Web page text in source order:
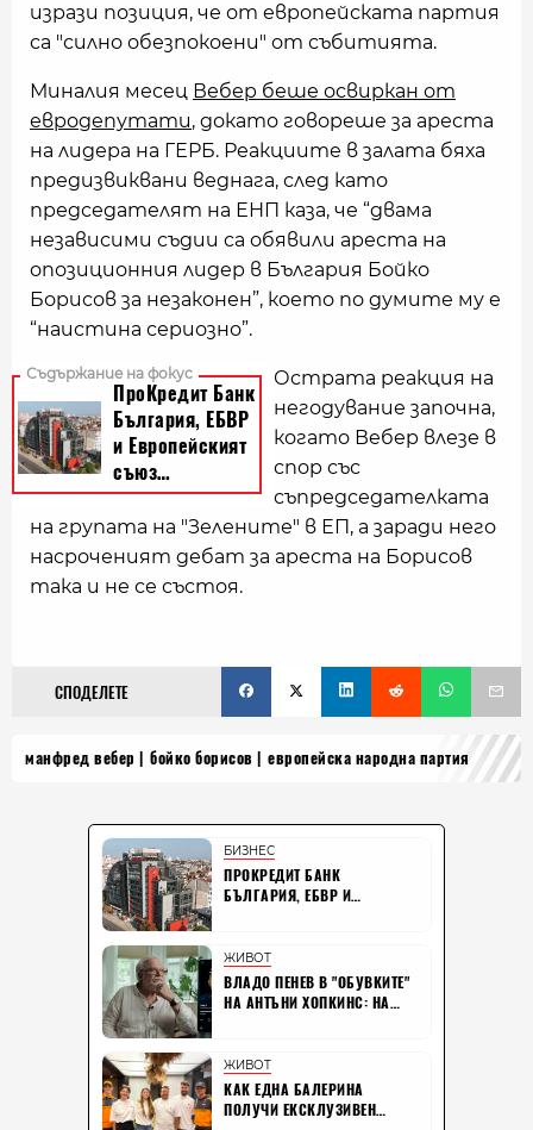
изрази позиция, че от европейската партия
са "силно обезпокоени" от събитията.
Миналия месец Вебер беше освиркан от
евродепутати, докато говореше за ареста
на лидера на ГЕРБ. Реакциите в залата бяха
предизвиквани веднага, след като
председателят на ЕНП каза, че “двама
независими съдии са обявили ареста на
опозиционния лидер в България Бойко
Борисов за незаконен”, което по думите му е
“наистина сериозно”.
Острата реакция на
негодувание започна,
когато Вебер влезе в
спор със
съпредседателката
на групата на "Зелените" в ЕП, а заради него
насроченият дебат за ареста на Борисов
така и не се състоя.
СПОДЕЛЕТЕ
манфред вебер бойко борисов европейска народна партия